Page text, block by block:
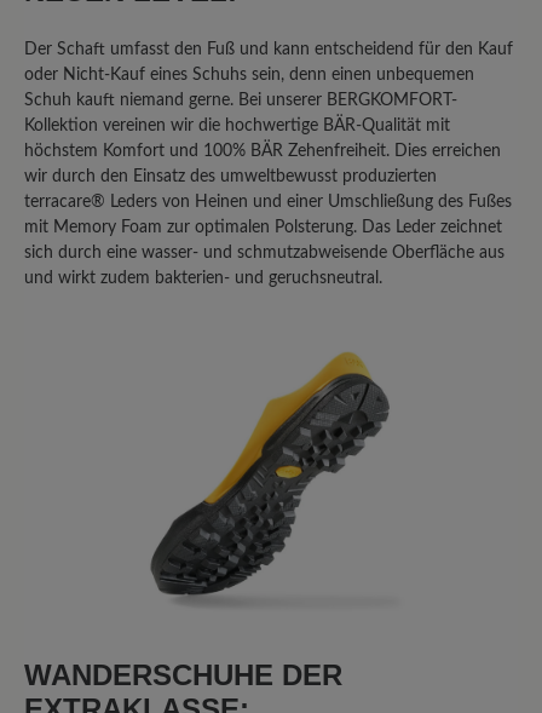
Bewerten Sie dieses Produkt!
Teilen Sie Ihre Erfahrungen mit anderen
Kunden.
Bewertung schreiben
Bewertung mit 1 von 5 Sternen
Der Bär Bergkomfort Wanderstiefel
2.0 ist eine teure Enttäuschung
ich bewusst über 300 Euro in der
Erwartung, ein absolutes Premium-
Der Schaft umfasst den Fuß und kann entscheidend für den Kauf
oder Nicht-Kauf eines Schuhs sein, denn einen unbequemen
Schuh kauft niemand gerne. Bei unserer BERGKOMFORT-
Kollektion vereinen wir die hochwertige BÄR-Qualität mit
höchstem Komfort und 100% BÄR Zehenfreiheit. Dies erreichen
wir durch den Einsatz des umweltbewusst produzierten
terracare® Leders von Heinen und einer Umschließung des Fußes
mit Memory Foam zur optimalen Polsterung. Das Leder zeichnet
sich durch eine wasser- und schmutzabweisende Oberfläche aus
und wirkt zudem bakterien- und geruchsneutral.
WANDERSCHUHE DER